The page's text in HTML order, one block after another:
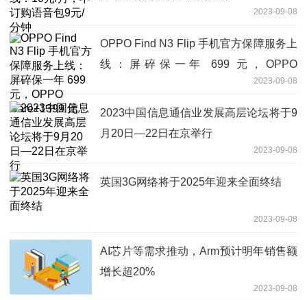
2023-09-08
OPPO Find N3 Flip 手机官方保障服务上
线：屏碎保一年 699 元，OPPO
2023-09-08
2023中国信息通信业发展高层论坛将于9
月20日—22日在京举行
2023-09-08
英国3G网络将于2025年迎来全面终结
2023-09-08
AI芯片等需求推动，Arm预计明年销售额
增长超20%
2023-09-08